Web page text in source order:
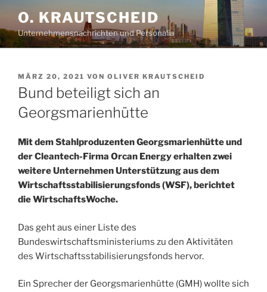
Inhalt
springen
O. KRAUTSCHEID
Unternehmensnachrichten und Personalia
VERÖFFENTLICHT
AM
MÄRZ 20, 2021 VON OLIVER KRAUTSCHEID
Bund beteiligt sich an
Georgsmarienhütte
Mit dem Stahlproduzenten Georgsmarienhütte und
der Cleantech-Firma Orcan Energy erhalten zwei
weitere Unternehmen Unterstützung aus dem
Wirtschaftsstabilisierungsfonds (WSF), berichtet
die WirtschaftsWoche.
Das geht aus einer Liste des
Bundeswirtschaftsministeriums zu den Aktivitäten
des Wirtschaftsstabilisierungsfonds hervor.
Ein Sprecher der Georgsmarienhütte (GMH) wollte sich